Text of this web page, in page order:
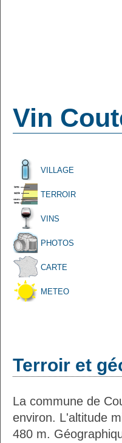
Vin
VILLAGE
TERROIR
VINS
PHOTOS
CARTE
METEO
Terroir et
La commune de
environ. L'altitude
480 m.